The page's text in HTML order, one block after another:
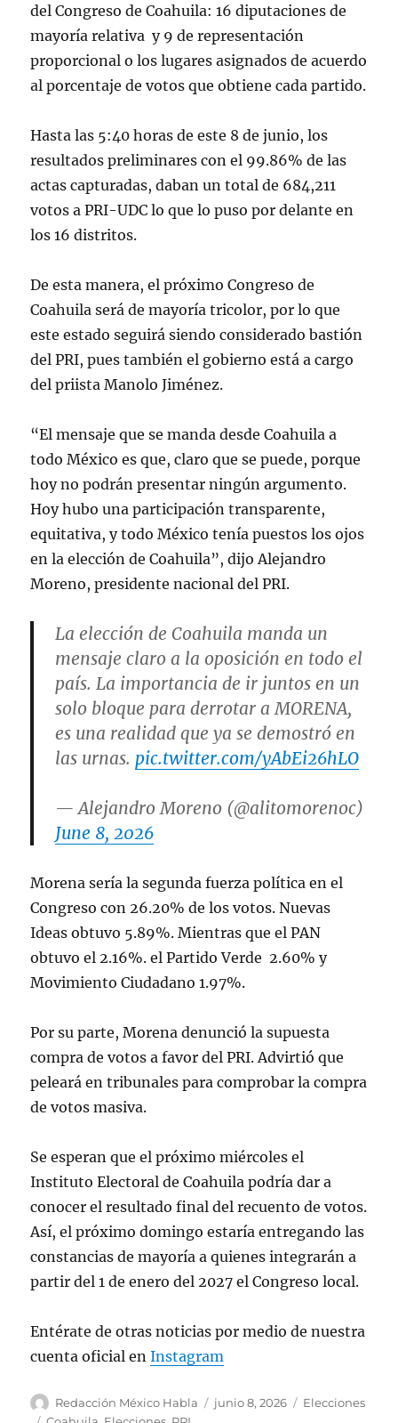
del Congreso de Coahuila: 16 diputaciones de
mayoría relativa y 9 de representación
proporcional o los lugares asignados de acuerdo
al porcentaje de votos que obtiene cada partido.
Hasta las 5:40 horas de este 8 de junio, los
resultados preliminares con el 99.86% de las
actas capturadas, daban un total de 684,211
votos a PRI-UDC lo que lo puso por delante en
los 16 distritos.
De esta manera, el próximo Congreso de
Coahuila será de mayoría tricolor, por lo que
este estado seguirá siendo considerado bastión
del PRI, pues también el gobierno está a cargo
del priista Manolo Jiménez.
“El mensaje que se manda desde Coahuila a
todo México es que, claro que se puede, porque
hoy no podrán presentar ningún argumento.
Hoy hubo una participación transparente,
equitativa, y todo México tenía puestos los ojos
en la elección de Coahuila”, dijo Alejandro
Moreno, presidente nacional del PRI.
La elección de Coahuila manda un
mensaje claro a la oposición en todo el
país. La importancia de ir juntos en un
solo bloque para derrotar a MORENA,
es una realidad que ya se demostró en
las urnas. pic.twitter.com/yAbEi26hLO
— Alejandro Moreno (@alitomorenoc)
June 8, 2026
Morena sería la segunda fuerza política en el
Congreso con 26.20% de los votos. Nuevas
Ideas obtuvo 5.89%. Mientras que el PAN
obtuvo el 2.16%. el Partido Verde 2.60% y
Movimiento Ciudadano 1.97%.
Por su parte, Morena denunció la supuesta
compra de votos a favor del PRI. Advirtió que
peleará en tribunales para comprobar la compra
de votos masiva.
Se esperan que el próximo miércoles el
Instituto Electoral de Coahuila podría dar a
conocer el resultado final del recuento de votos.
Así, el próximo domingo estaría entregando las
constancias de mayoría a quienes integrarán a
partir del 1 de enero del 2027 el Congreso local.
Entérate de otras noticias por medio de nuestra
cuenta oficial enInstagram
A
Redacción México Habla
P
junio 8, 2026
C
Elecciones